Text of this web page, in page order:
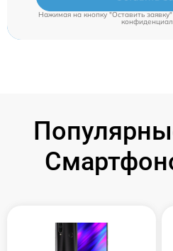
Нажимая на кнопку "Оставить